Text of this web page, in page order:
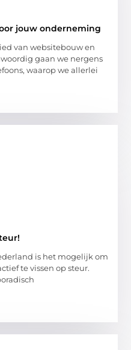
jouw onderneming
van websitebouw en
gaan we nergens
waarop we allerlei
is het mogelijk om
te vissen op steur.